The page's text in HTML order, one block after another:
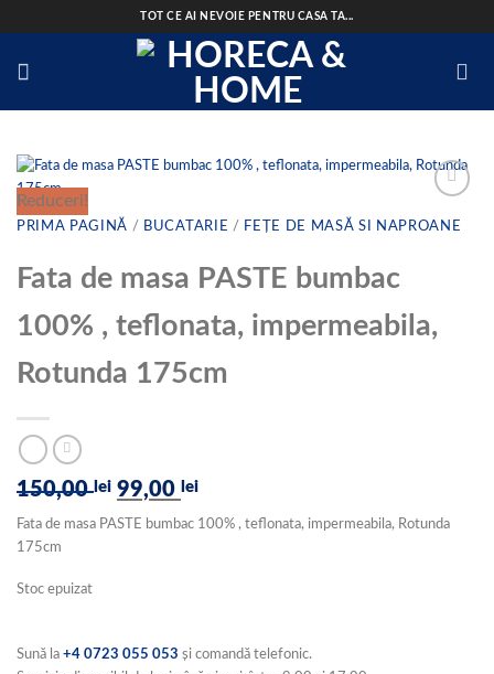
to
TOT CE AI NEVOIE PENTRU CASA TA...
Reduceri!
PRIMA PAGINĂ / BUCATARIE / FEȚE DE MASĂ SI NAPROANE
Fata de masa PASTE bumbac
100% , teflonata, impermeabila,
Rotunda 175cm
150,00 lei Prețul
a
99,00 leiPrețul
este:
Fata de masa PASTE bumbac 100% , teflonata, impermeabila, Rotunda
175cm
Stoc epuizat
Sună la +4 0723 055 053 și comandă telefonic.